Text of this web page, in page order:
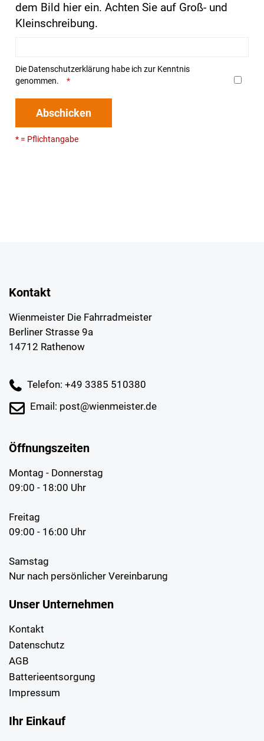
dem Bild hier ein. Achten Sie auf Groß- und
Kleinschreibung.
Die Datenschutzerklärung habe ich zur Kenntnis
genommen.
Abschicken
* = Pflichtangabe
Kontakt
Wienmeister Die Fahrradmeister
Berliner Strasse 9a
14712 Rathenow
Telefon: +49 3385 510380
Email: post@wienmeister.de
Öffnungszeiten
Montag - Donnerstag
09:00 - 18:00 Uhr
Freitag
09:00 - 16:00 Uhr
Samstag
Nur nach persönlicher Vereinbarung
Unser Unternehmen
Kontakt
Datenschutz
AGB
Batterieentsorgung
Impressum
Ihr Einkauf